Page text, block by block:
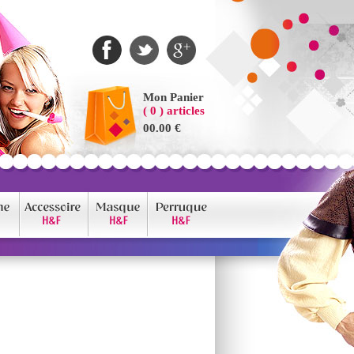
Mon Panier
( 0 ) articles
00.00 €